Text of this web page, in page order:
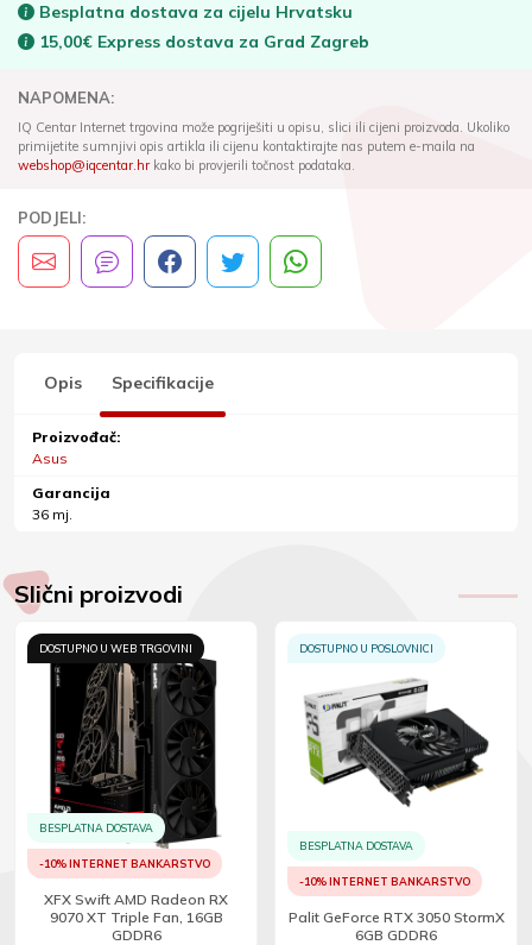
Besplatna dostava za cijelu Hrvatsku
15,00€ Express dostava za Grad Zagreb
NAPOMENA:
IQ Centar Internet trgovina može pogriješiti u opisu, slici ili cijeni proizvoda. Ukoliko
primijetite sumnjivi opis artikla ili cijenu kontaktirajte nas putem e-maila na
webshop@iqcentar.hrkako bi provjerili točnost podataka.
PODJELI:
Opis Specifikacije
Proizvođač:
Asus
Garancija
36 mj.
Slični proizvodi
DOSTUPNO U WEB TRGOVINI
BESPLATNA DOSTAVA
-10% INTERNET BANKARSTVO
XFX Swift AMD Radeon RX
9070 XT Triple Fan, 16GB
GDDR6
DOSTUPNO U POSLOVNICI
BESPLATNA DOSTAVA
-10% INTERNET BANKARSTVO
Palit GeForce RTX 3050 StormX
6GB GDDR6